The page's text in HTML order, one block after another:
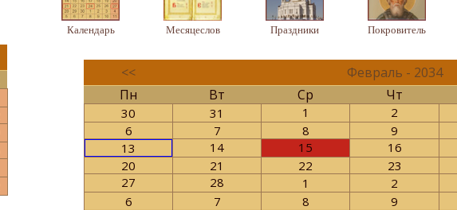
Календарь Месяцеслов Праздники Покровитель
<< Февраль - 2034
Пн
Вт Ср Чт
30 31 1 2
6
7 8 9
13
14 15 16
20
21 22 23
27
28 1 2
6
7 8 9